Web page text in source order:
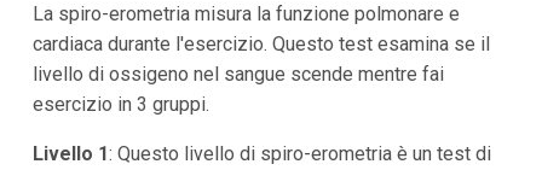
La spiro-erometria misura la funzione polmonare e
cardiaca durante l'esercizio. Questo test esamina se il
livello di ossigeno nel sangue scende mentre fai
esercizio in 3 gruppi.
Livello 1: Questo livello di spiro-erometria è un test di